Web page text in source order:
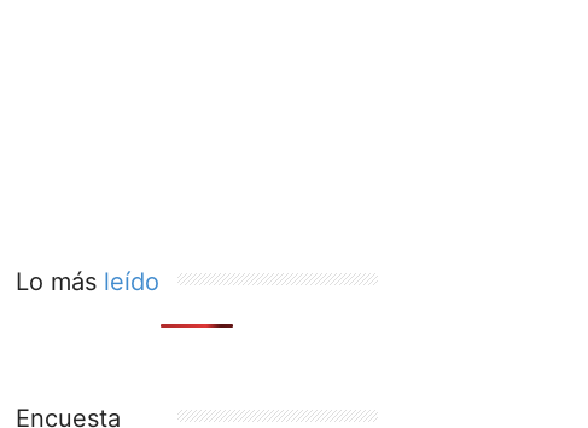
Lo más leído
Encuesta